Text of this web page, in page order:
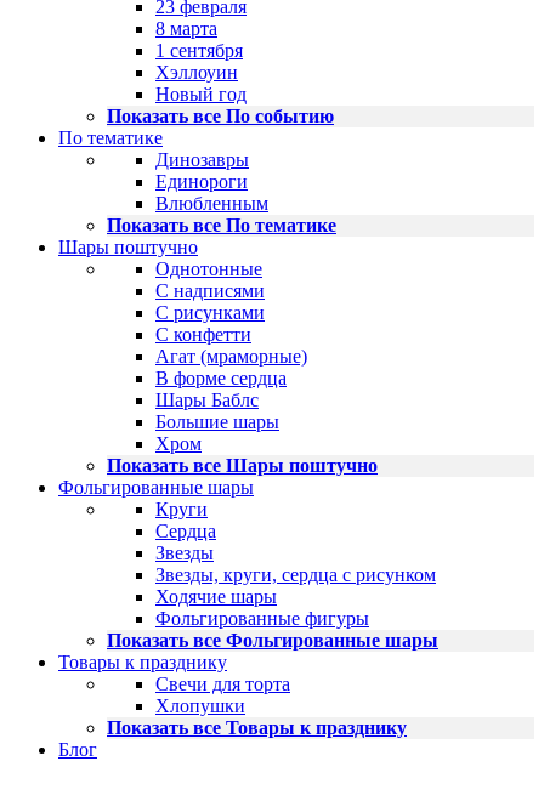
23 февраля
8 марта
1 сентября
Хэллоуин
Новый год
Показать все По событию
По тематике
Динозавры
Единороги
Влюбленным
Показать все По тематике
Шары поштучно
Однотонные
С надписями
С рисунками
С конфетти
Агат (мраморные)
В форме сердца
Шары Баблс
Большие шары
Хром
Показать все Шары поштучно
Фольгированные шары
Круги
Сердца
Звезды
Звезды, круги, сердца с рисунком
Ходячие шары
Фольгированные фигуры
Показать все Фольгированные шары
Товары к празднику
Свечи для торта
Хлопушки
Показать все Товары к празднику
Блог